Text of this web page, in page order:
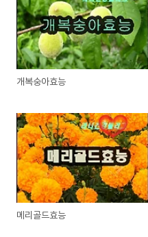
개복숭아효능
메리골드효능